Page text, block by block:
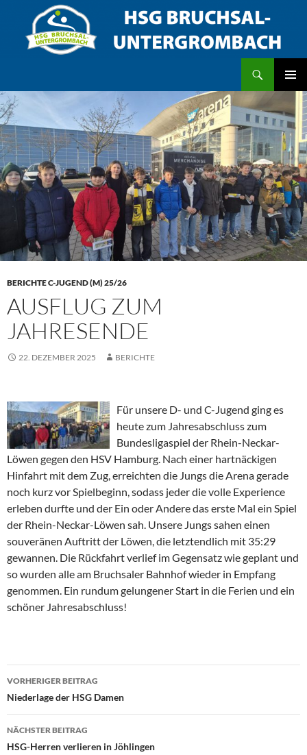
springen
MENÜ
BERICHTE C-JUGEND (M) 25/26
AUSFLUG ZUM
JAHRESENDE
22. DEZEMBER 2025 BERICHTE
Für unsere D- und C-Jugend ging es
heute zum Jahresabschluss zum
Bundesligaspiel der Rhein-Neckar-
Löwen gegen den HSV Hamburg. Nach einer hartnäckigen
Hinfahrt mit dem Zug, erreichten die Jungs die Arena gerade
noch kurz vor Spielbeginn, sodass jeder die volle Experience
erleben durfte und der Ein oder Andere das erste Mal ein Spiel
der Rhein-Neckar-Löwen sah. Unsere Jungs sahen einen
souveränen Auftritt der Löwen, die letztendlich mit 35:29
gewannen. Die Rückfahrt verlief im Gegensatz wie geplant und
so wurden alle am Bruchsaler Bahnhof wieder in Empfang
genommen. Ein rundum gelungener Start in die Ferien und ein
schöner Jahresabschluss!
Beitragsnavigation
VORHERIGER BEITRAG
Niederlage der HSG Damen
NÄCHSTER BEITRAG
HSG-Herren verlieren in Jöhlingen